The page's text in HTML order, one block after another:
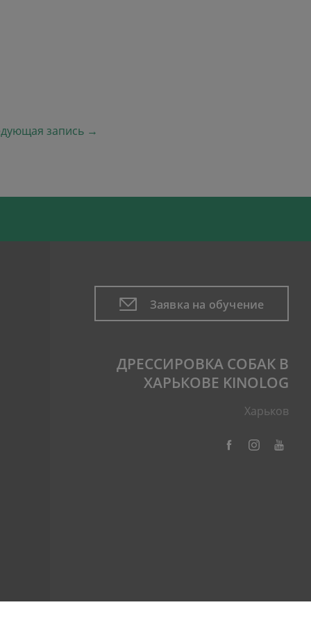
запись →
Заявка на обучение
ДРЕССИРОВКА СОБАК В
ХАРЬКОВЕ KINOLOG
Харьков